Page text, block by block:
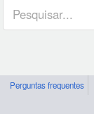
Perguntas frequentes